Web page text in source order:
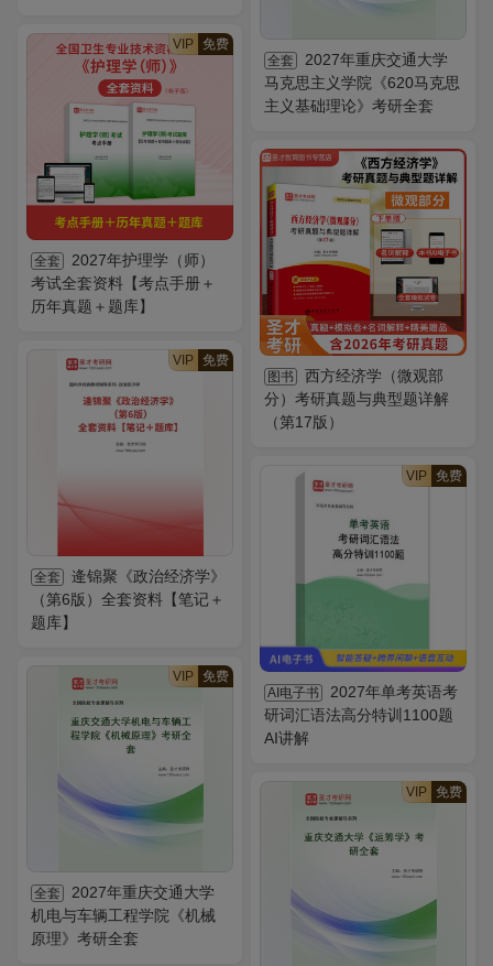
全套
2027年重庆交通大学
马克思主义学院《620马克思
主义基础理论》考研全套
VIP 免费
全套
2027年护理学（师）
考试全套资料【考点手册＋
历年真题＋题库】
图书
西方经济学（微观部
分）考研真题与典型题详解
（第17版）
VIP 免费
全套
逄锦聚《政治经济学》
（第6版）全套资料【笔记＋
题库】
VIP 免费
AI电子书
2027年单考英语考
研词汇语法高分特训1100题
AI讲解
VIP 免费
全套
2027年重庆交通大学
机电与车辆工程学院《机械
原理》考研全套
VIP 免费